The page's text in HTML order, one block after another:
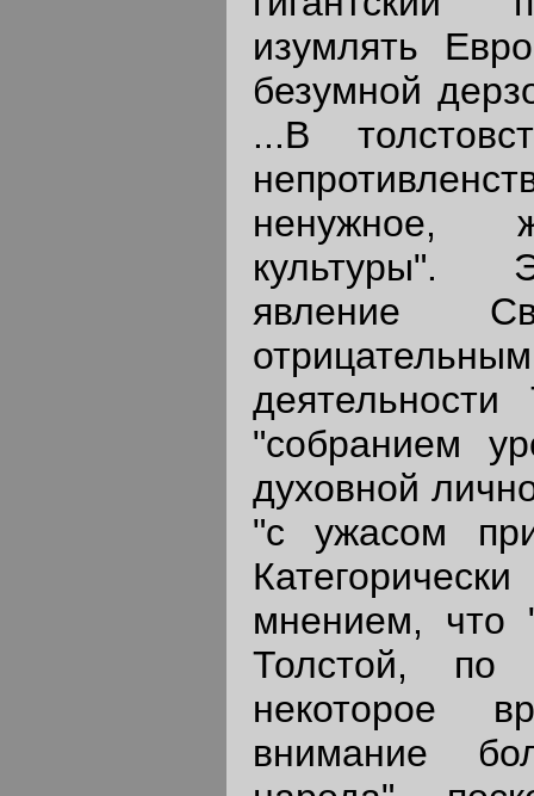
изумлять
безумной
...В
ненужное,
культуры".
явление
деятельности
"собранием
духовной
"с ужасом
мнением, что
Толстой,
некоторое
внимание